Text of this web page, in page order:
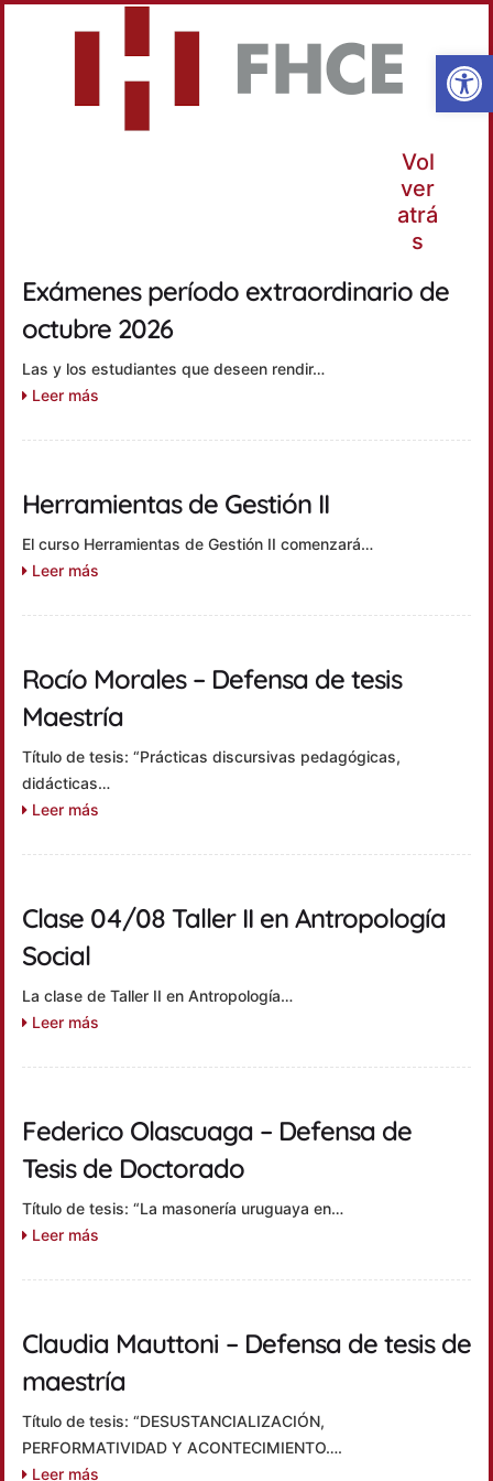
Vol
ver
atrá
s
Exámenes período extraordinario de
octubre 2026
Las y los estudiantes que deseen rendir…
Leer más
Herramientas de Gestión II
El curso Herramientas de Gestión II comenzará…
Leer más
Rocío Morales – Defensa de tesis
Maestría
Título de tesis: “Prácticas discursivas pedagógicas,
didácticas…
Leer más
Clase 04/08 Taller II en Antropología
Social
La clase de Taller II en Antropología…
Leer más
Federico Olascuaga – Defensa de
Tesis de Doctorado
Título de tesis: “La masonería uruguaya en…
Leer más
Claudia Mauttoni – Defensa de tesis de
maestría
Título de tesis: “DESUSTANCIALIZACIÓN,
PERFORMATIVIDAD Y ACONTECIMIENTO….
Leer más